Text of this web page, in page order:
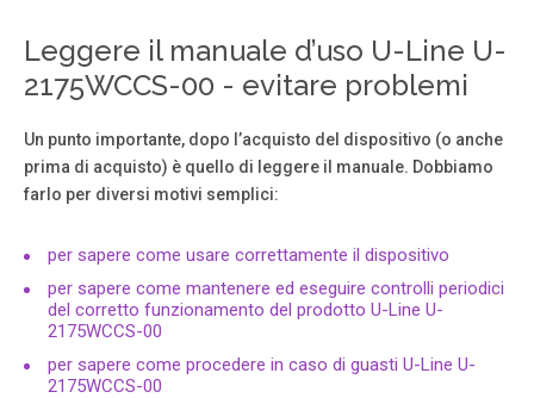
1-800-779-2547 MIL W AUKEE, WI U.S.A. Serial/Serie:
Model/Modele: HIGH SIDE DESIGN PRESSURE 300 PSI
LOW SIDE DESIGN PRESSURE 140 PSI REFRIGERA TOR
US www .
Pagina 3
Precautions ................................... ..........................
.......................... ................. ................... ......................... . 1 Safety
Alert Defi nitions ......
Pagina 4
Leggere il manuale d’uso U-Line U-
2175WCCS-00 - evitare problemi
Un punto importante, dopo l’acquisto del dispositivo (o anche
prima di acquisto) è quello di leggere il manuale. Dobbiamo
farlo per diversi motivi semplici:
per sapere come usare correttamente il dispositivo
per sapere come mantenere ed eseguire controlli periodici
del corretto funzionamento del prodotto U-Line U-
2175WCCS-00
per sapere come procedere in caso di guasti U-Line U-
2175WCCS-00